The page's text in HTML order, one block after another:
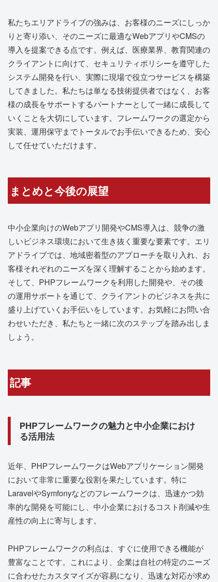
私たちエリアドライブの強みは、お客様のニーズにしっか
りと寄り添い、そのニーズに最適なWebアプリやCMSの
導入を提案できる点です。例えば、医療業界、教育関連の
クライアントに向けて、セキュリティポリシーを遵守した
システム開発を行い、実際に現場で役立つサービスを構築
してきました。私たちは単なる技術提供者ではなく、お客
様の成長をサポートするパートナーとして一緒に成長して
いくことを大切にしています。フレームワークの選定から
実装、運用保守までトータルでお手伝いできるため、安心
して任せていただけます。
まとめと今後の展望
中小企業向けのWebアプリ開発やCMS導入は、競争の激
しいビジネス環境において生き抜く重要な要素です。エリ
アドライブでは、地域密着型のアプローチを取り入れ、お
客様それぞれのニーズを深く理解することから始めます。
そして、PHPフレームワークを利用した開発や、その後
の運用サポートを通じて、クライアントのビジネスを共に
盛り上げていくお手伝いをしています。お気軽にお問い合
わせいただき、私たちと一緒に次のステップを踏み出しま
しょう。
記事
PHPフレームワークの魅力と中小企業におけ
る活用法
近年、PHPフレームワークはWebアプリケーション開発
において非常に重要な役割を果たしています。特に
LaravelやSymfonyなどのフレームワークは、迅速かつ効
率的な開発を可能にし、中小企業におけるコスト削減や生
産性の向上に寄与します。
PHPフレームワークの利点は、すぐに使用できる機能が
豊富なことです。これにより、企業は自社の特定のニーズ
に合わせたカスタマイズが容易になり、迅速な対応が求め